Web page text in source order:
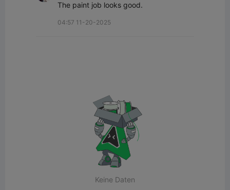
The paint job looks good.
04:57 11-20-2025
Keine Daten